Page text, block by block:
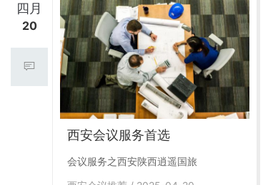
四月
20
西安会议服务首选
会议服务之西安陕西逍遥国旅